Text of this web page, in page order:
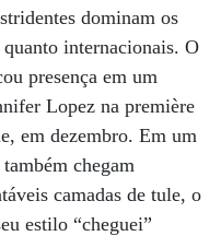
dominam os
internacionais. O
presença em um
Lopez na première
em dezembro. Em um
chegam
camadas de tule, o
estilo “cheguei”